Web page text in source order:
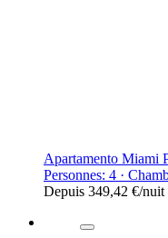
Apartamento Miami
Personnes: 4 ·
Depuis 349,42 €/nuit